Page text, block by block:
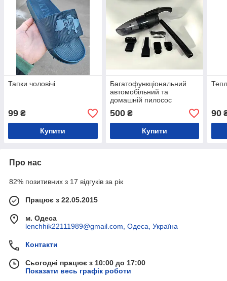
Тапки чоловічі
99 ₴
Купити
Багатофункціональний
автомобільний та
домашній пилосос
500₴
Купити
90
Про нас
82% позитивних з 17 відгуків за рік
Працює з 22.05.2015
м. Одеса
lenchhik22111989@gmail.com, Одеса, Україна
Контакти
Сьогодні працює з 10:00 до 17:00
Показати весь графік роботи